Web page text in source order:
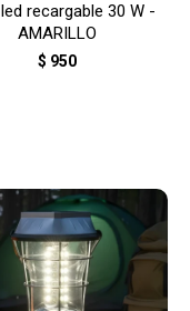
recargable 30 W -
AMARILLO
$ 950